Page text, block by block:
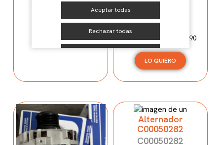
LO QUIERO
Alternador
Alternador Maxus V90
LO QUIERO
Alternador
C00050282
C00050282
Aceptar todas
Rechazar todas
MÁS OPCIONES
Política de cookies